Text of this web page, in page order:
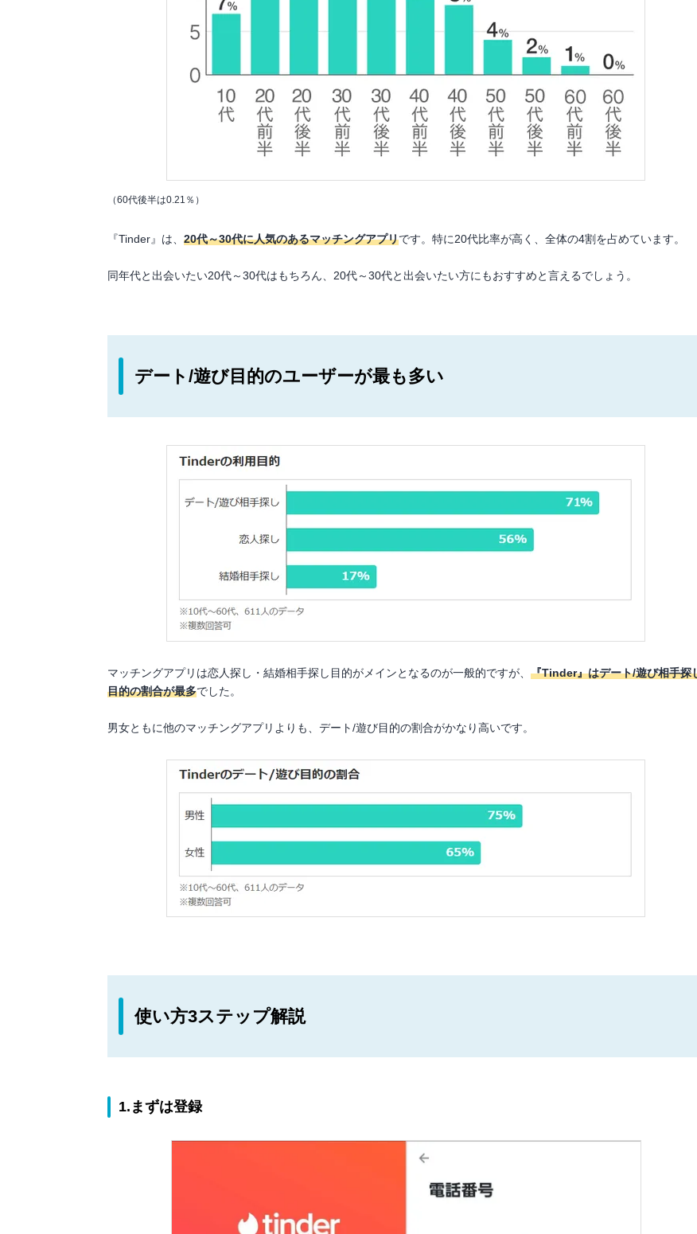
（60代後半は0.21％）
『Tinder』は、20代～30代に人気のあるマッチングアプリです。特に20代比率が高く、全体の4割を占めています。
同年代と出会いたい20代～30代はもちろん、20代～30代と出会いたい方にもおすすめと言えるでしょう。
デート/遊び目的のユーザーが最も多い
マッチングアプリは恋人探し・結婚相手探し目的がメインとなるのが一般的ですが、『Tinder』はデート/遊び相手探
目的の割合が最多でした。
男女ともに他のマッチングアプリよりも、デート/遊び目的の割合がかなり高いです。
使い方3ステップ解説
1.まずは登録